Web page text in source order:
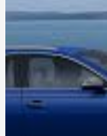
Лучшие напитки для
Переваги випарників
AI контент: Чому
може нашкодити
Ефективний спосіб
ожеледдюванням -